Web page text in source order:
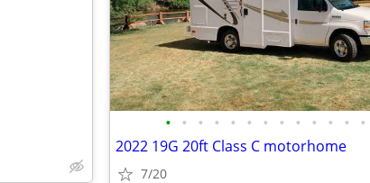
• • • • • • • • • • • • •
2022 19G 20ft Class C motorhome
7/20